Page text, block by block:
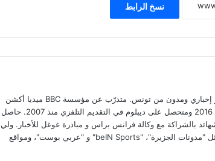
نسخ الرابط
محمد علي بن عمار صحفي مستقل، محرر إخباري ومدون من تونس. متدرّب عن مؤسسة BBC ميديا أكشن
البريطانية الإعلامية في مجال الصحافة منذ 2016 ومتحصل على ديبلوم في التقديم التلفزي منذ 2007. حاصل
بالشراكة مع وكالة فرانس براس و مبادرة غوغل للأخبار. ولي
رصيد من الكتابات عبر مواقع ذات صيت مثل "مدونات الجزيرة"، "beIN Sports" و "عربي بوست"، ومواقع